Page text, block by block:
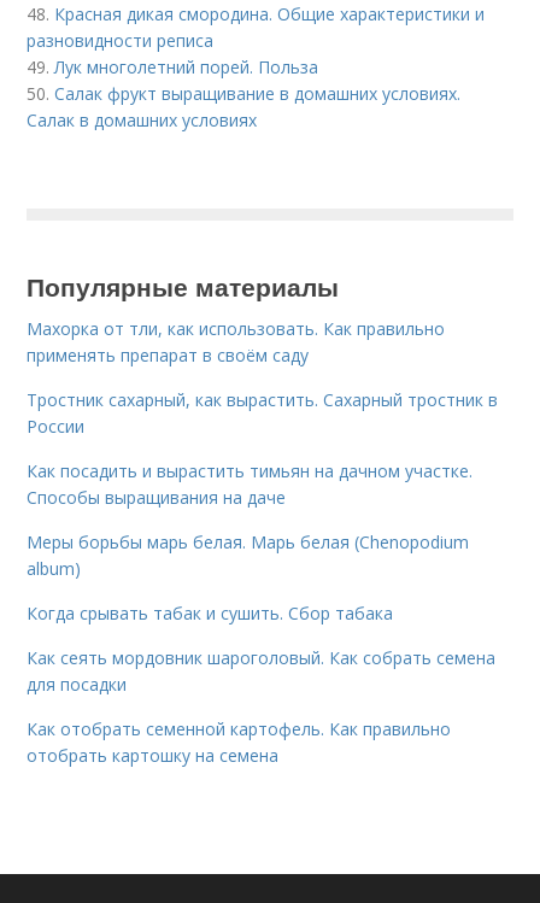
48. Красная дикая смородина. Общие характеристики и
разновидности реписа
49. Лук многолетний порей. Польза
50.Салак фрукт выращивание в домашних условиях.
Салак в домашних условиях
Популярные материалы
Махорка от тли, как использовать. Как правильно
применять препарат в своём саду
Тростник сахарный, как вырастить. Сахарный тростник в
России
Как посадить и вырастить тимьян на дачном участке.
Способы выращивания на даче
Меры борьбы марь белая. Марь белая (Chenopodium
album)
Когда срывать табак и сушить. Сбор табака
Как сеять мордовник шароголовый. Как собрать семена
для посадки
Как отобрать семенной картофель. Как правильно
отобрать картошку на семена